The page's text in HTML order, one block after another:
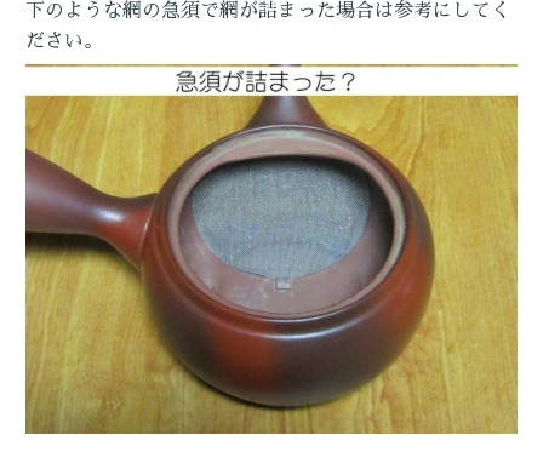
下のような網の急須で網が詰まった場合は参考にしてく
ださい。